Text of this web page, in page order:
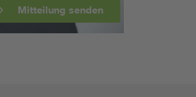
Mitteilung senden